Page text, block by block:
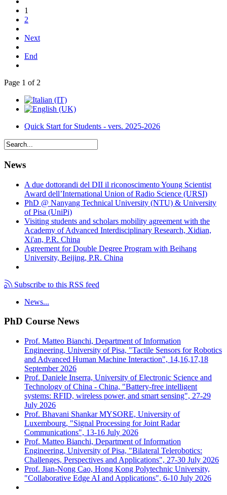
1
2
Next
End
Page 1 of 2
Quick Start for Students - vers. 2025-2026
News
A due dottorandi del DII il riconoscimento Young Scientist
Award dell’International Union of Radio Science (URSI)
PhD @ Nanyang Technical University (NTU) & University
of Pisa (UniPi)
Visiting students and scholars mobility agreement with the
Academy of Advanced Interdisciplinary Research, Xidian,
Xi'an, P.R. China
Agreement for Double Degree Program with Beihang
University, Beijing, P.R. China
Subscribe to this RSS feed
News...
PhD Course News
Prof. Matteo Bianchi, Department of Information
Engineering, University of Pisa, "Tactile Sensors for Robotics
and Advanced Human Machine Interaction", 14,16,17,18
September 2026
Prof. Daniele Inserra, University of Electronic Science and
Technology of China - China, "Battery-free intelligent
systems: RFID, wireless power, and smart sensing", 27-29
July 2026
Prof. Bhavani Shankar MYSORE, University of
Luxembourg, "Signal Processing for Joint Radar
Communications", 13-16 July 2026
Prof. Matteo Bianchi, Department of Information
Engineering, University of Pisa, "Bilateral Telerobotics:
Challenges, Perspectives and Applications", 27-30 July 2026
Prof. Jian-Nong Cao, Hong Kong Polytechnic University,
"Collaborative Edge AI and Applications", 6-10 July 2026